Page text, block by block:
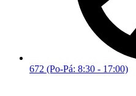
672 (Po-Pá: 8:30 - 17:00)